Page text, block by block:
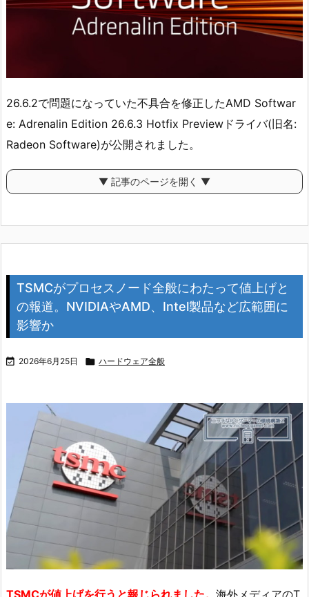
26.6.2で問題になっていた不具合を修正したAMD Softwar
e: Adrenalin Edition 26.6.3 Hotfix Previewドライバ(旧名:
Radeon Software)が公開されました。
▼ 記事のページを開く ▼
TSMCがプロセスノード全般にわたって値上げと
の報道。NVIDIAやAMD、Intel製品など広範囲に
影響か
 2026年6月25日  ハードウェア全般